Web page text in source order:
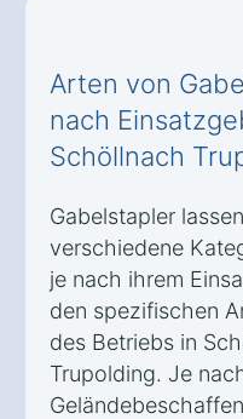
Arten von
nach
Schöllnach
Gabelstapler
verschiedene
je nach ihrem
den spezifischen
des Betriebs in
Trupolding. Je